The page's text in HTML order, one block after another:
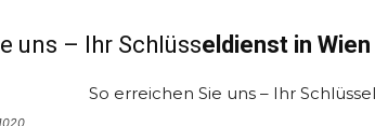
uns – Ihr Schlüsseldienst in